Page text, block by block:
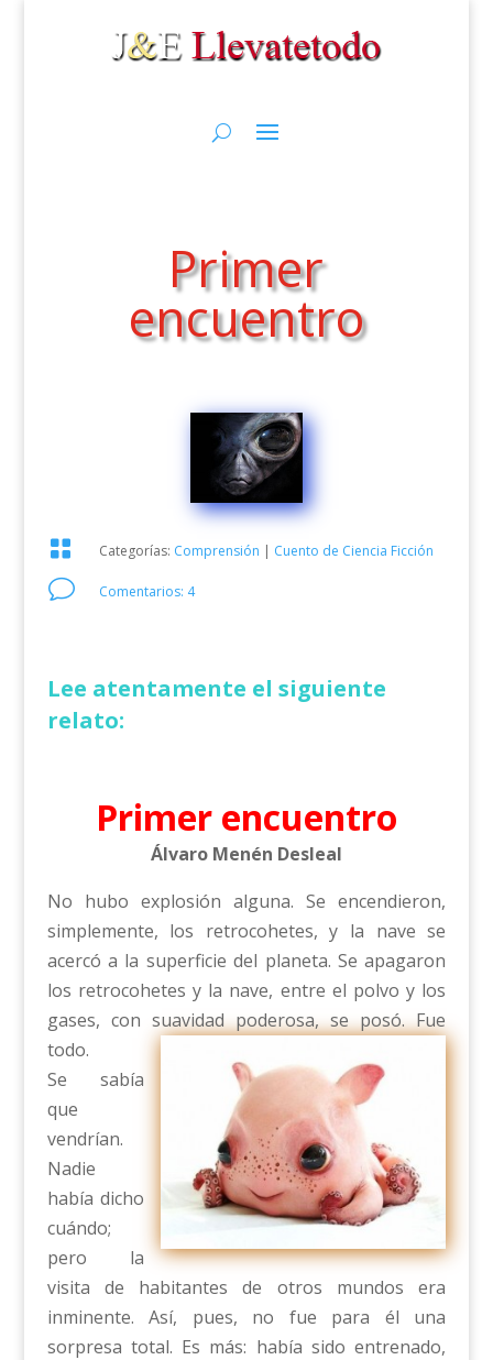
Primer
encuentro
 Categorías: Comprensión | Cuento de Ciencia Ficción
v Comentarios: 4
Lee atentamente el siguiente
relato:
Primer encuentro
Álvaro Menén Desleal
No hubo explosión alguna. Se encendieron,
simplemente, los retrocohetes, y la nave se
acercó a la superficie del planeta. Se apagaron
los retrocohetes y la nave, entre el polvo y los
gases, con suavidad poderosa, se posó. Fue
todo.
Se sabía
que
vendrían.
Nadie
había dicho
cuándo;
pero la
visita de habitantes de otros mundos era
inminente. Así, pues, no fue para él una
sorpresa total. Es más: había sido entrenado,